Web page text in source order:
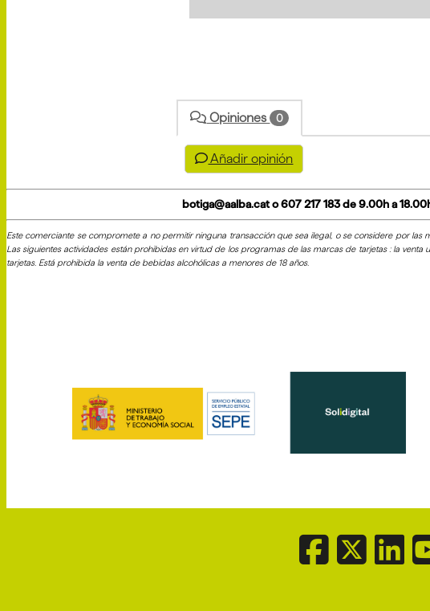
Opiniones 0
Añadir opinión
botiga@aalba.cat o 607 217 183 de 9.00h a
Este comerciante se compromete a no permitir ninguna transacción que sea ilegal, o se considere por
Las siguientes actividades están prohibidas en virtud de los programas de las marcas de tarjetas : la
tarjetas. Está prohibida la venta de bebidas alcohólicas a menores de 18 años.